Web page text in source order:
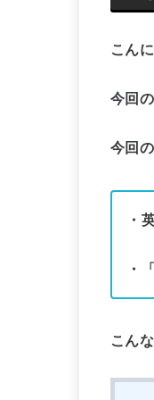
こん
今回
今回
・
・
こん